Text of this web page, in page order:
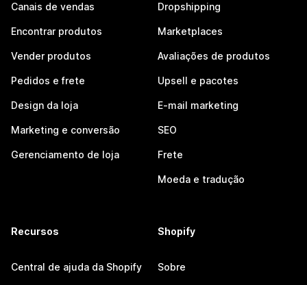
Canais de vendas
Encontrar produtos
Vender produtos
Pedidos e frete
Design da loja
Marketing e conversão
Gerenciamento de loja
Dropshipping
Marketplaces
Avaliações de produtos
Upsell e pacotes
E-mail marketing
SEO
Frete
Moeda e tradução
Recursos
Central de ajuda da Shopify
Shopify
Sobre